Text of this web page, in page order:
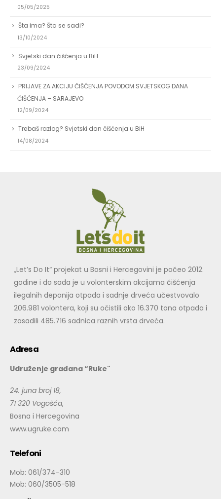
05/05/2025
Šta ima? Šta se sadi?
13/10/2024
Svjetski dan čišćenja u BiH
23/09/2024
PRIJAVE ZA AKCIJU ČIŠĆENJA POVODOM SVJETSKOG DANA
ČIŠĆENJA – SARAJEVO
12/09/2024
Trebaš razlog? Svjetski dan čišćenja u BiH
14/08/2024
„Let’s Do It“ projekat u Bosni i Hercegovini je počeo 2012.
godine i do sada je u volonterskim akcijama čišćenja
ilegalnih deponija otpada i sadnje drveća učestvovalo
206.981 volontera, koji su očistili oko 16.370 tona otpada i
zasadili 485.716 sadnica raznih vrsta drveća.
Adresa
Udruženje građana “Ruke"
24. juna broj 18,
71 320 Vogošća,
Bosna i Hercegovina
www.ugruke.com
Telefoni
Mob: 061/374-310
Mob: 060/3505-518